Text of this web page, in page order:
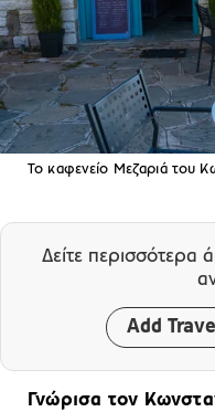
Το καφενείο Μεζαριά του
Δείτε περισσότερα
Add
Γνώρισα τον